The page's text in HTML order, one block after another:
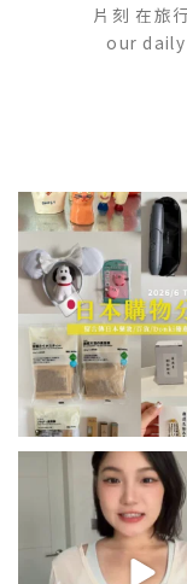
片刻 在旅
our
💭留言「免費」傳日本
貨/機場/Donki/折價
413
💭留言「美背」傳
🏷️#吉推韓國
...
48 20